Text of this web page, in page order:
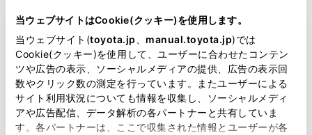
当ウェブサイトはCookie(クッキー)を使用します。
当ウェブサイト(toyota.jp manual.toyota.jp)では
Cookie(クッキー)を使用して、ユーザーに合わせたコンテン
ツや広告の表示、ソーシャルメディアの提供、広告の表示回
数やクリック数の測定を行っています。またユーザーによる
サイト利用状況についても情報を収集し、ソーシャルメディ
アや広告配信、データ解析の各パートナーと共有していま
す。各パートナーは、ここで収集された情報とユーザーが各
先進ライト
ブラインドスポットモニター（後側方検知）